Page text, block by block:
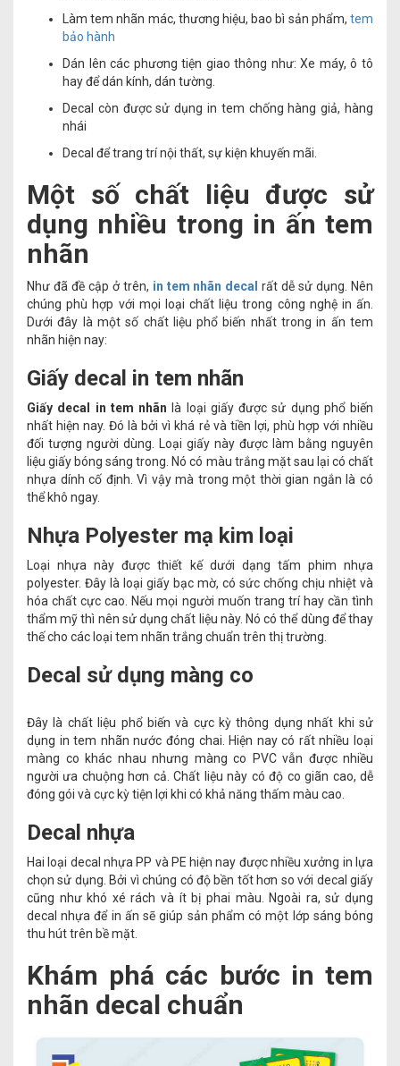
Làm tem nhãn mác, thương hiệu, bao bì sản phẩm, tem
bảo hành
Dán lên các phương tiện giao thông như: Xe máy, ô tô
hay để dán kính, dán tường.
Decal còn được sử dụng in tem chống hàng giả, hàng
nhái
Decal để trang trí nội thất, sự kiện khuyến mãi.
Một số chất liệu được sử
dụng nhiều trong in ấn tem
nhãn
Như đã đề cập ở trên, in tem nhãn decalrất dễ sử dụng. Nên
chúng phù hợp với mọi loại chất liệu trong công nghệ in ấn.
Dưới đây là một số chất liệu phổ biến nhất trong in ấn tem
nhãn hiện nay:
Giấy decal in tem nhãn
Giấy decal in tem nhãn là loại giấy được sử dụng phổ biến
nhất hiện nay. Đó là bởi vì khá rẻ và tiền lợi, phù hợp với nhiều
đối tượng người dùng. Loại giấy này được làm bằng nguyên
liệu giấy bóng sáng trong. Nó có màu trắng mặt sau lại có chất
nhựa dính cố định. Vì vậy mà trong một thời gian ngắn là có
thể khô ngay.
Nhựa Polyester mạ kim loại
Loại nhựa này được thiết kế dưới dạng tấm phim nhựa
polyester. Đây là loại giấy bạc mờ, có sức chống chịu nhiệt và
hóa chất cực cao. Nếu mọi người muốn trang trí hay cần tình
thẩm mỹ thì nên sử dụng chất liệu này. Nó có thể dùng để thay
thế cho các loại tem nhãn trắng chuẩn trên thị trường.
Decal sử dụng màng co
Đây là chất liệu phổ biến và cực kỳ thông dụng nhất khi sử
dụng in tem nhãn nước đóng chai. Hiện nay có rất nhiều loại
màng co khác nhau nhưng màng co PVC vẫn được nhiều
người ưa chuộng hơn cả. Chất liệu này có độ co giãn cao, dễ
đóng gói và cực kỳ tiện lợi khi có khả năng thấm màu cao.
Decal nhựa
Hai loại decal nhựa PP và PE hiện nay được nhiều xưởng in lựa
chọn sử dụng. Bởi vì chúng có độ bền tốt hơn so với decal giấy
cũng như khó xé rách và ít bị phai màu. Ngoài ra, sử dụng
decal nhựa để in ấn sẽ giúp sản phẩm có một lớp sáng bóng
thu hút trên bề mặt.
Khám phá các bước in tem
nhãn decal chuẩn